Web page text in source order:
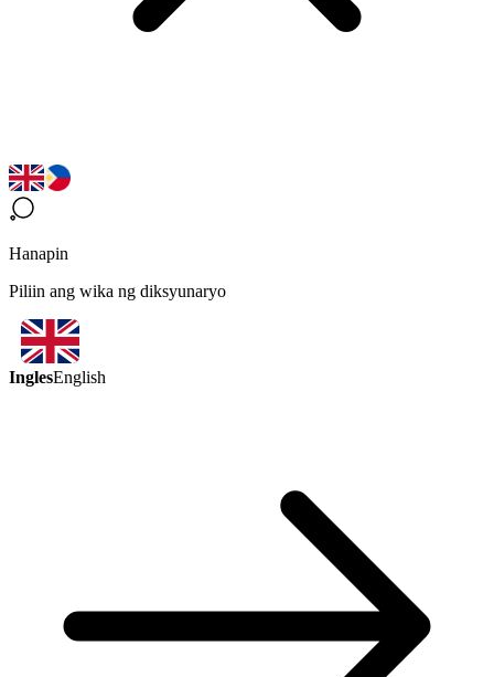
Hanapin
Piliin ang wika ng diksyunaryo
InglesEnglish